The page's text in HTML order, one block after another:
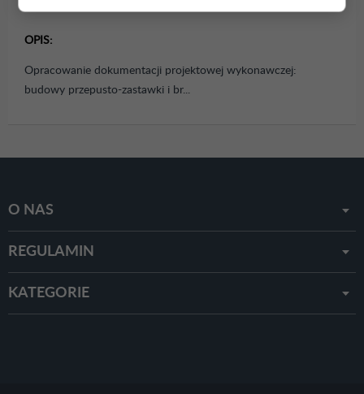
OPIS:
Opracowanie dokumentacji projektowej wykonawczej:
budowy przepusto-zastawki i br...
O NAS
REGULAMIN
KATEGORIE